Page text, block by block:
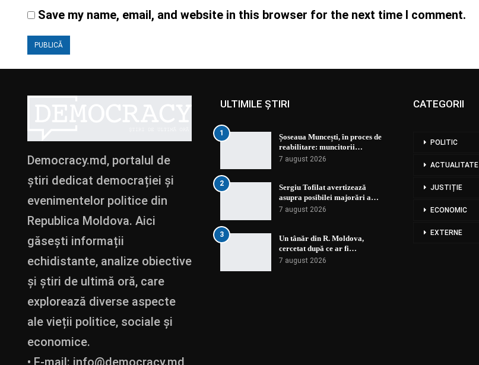
Save my name, email, and website in this browser for the next time I comment.
Democracy.md, portalul de
știri dedicat democrației și
evenimentelor politice din
Republica Moldova. Aici
găsești informații
echidistante, analize obiective
și știri de ultimă oră, care
explorează diverse aspecte
ale vieții politice, sociale și
economice.
• E-mail: info@democracy.md
ULTIMILE ȘTIRI
1
Șoseaua Muncești, în proces de
reabilitare: muncitorii…
7 august 2026
2
Sergiu Tofilat avertizează
asupra posibilei majorări a…
7 august 2026
3
Un tânăr din R. Moldova,
cercetat după ce ar fi…
7 august 2026
CATEGORII
POLITIC
ACTUALITATE
JUSTIȚIE
ECONOMIC
EXTERNE